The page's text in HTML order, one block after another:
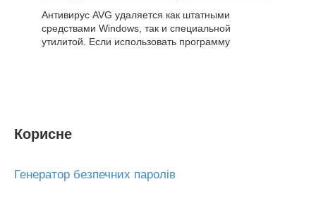
Антивирус AVG удаляется как штатными
средствами Windows, так и специальной
утилитой. Если использовать программу
Корисне
Генератор безпечних паролів